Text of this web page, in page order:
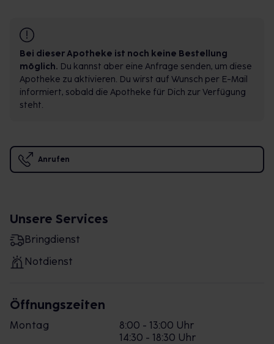
Bei dieser Apotheke ist noch keine Bestellung
möglich. Du kannst aber eine Anfrage senden, um diese
Apotheke zu aktivieren. Du wirst auf Wunsch per E-Mail
informiert, sobald die Apotheke für Dich zur Verfügung
steht.
Anrufen
Unsere Services
Bringdienst
Notdienst
Öffnungszeiten
Montag
8:00 - 13:00 Uhr
14:30 - 18:30 Uhr